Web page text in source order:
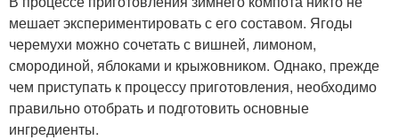
мешает экспериментировать с его составом. Ягоды
черемухи можно сочетать с вишней, лимоном,
смородиной, яблоками и крыжовником. Однако, прежде
чем приступать к процессу приготовления, необходимо
правильно отобрать и подготовить основные
ингредиенты.